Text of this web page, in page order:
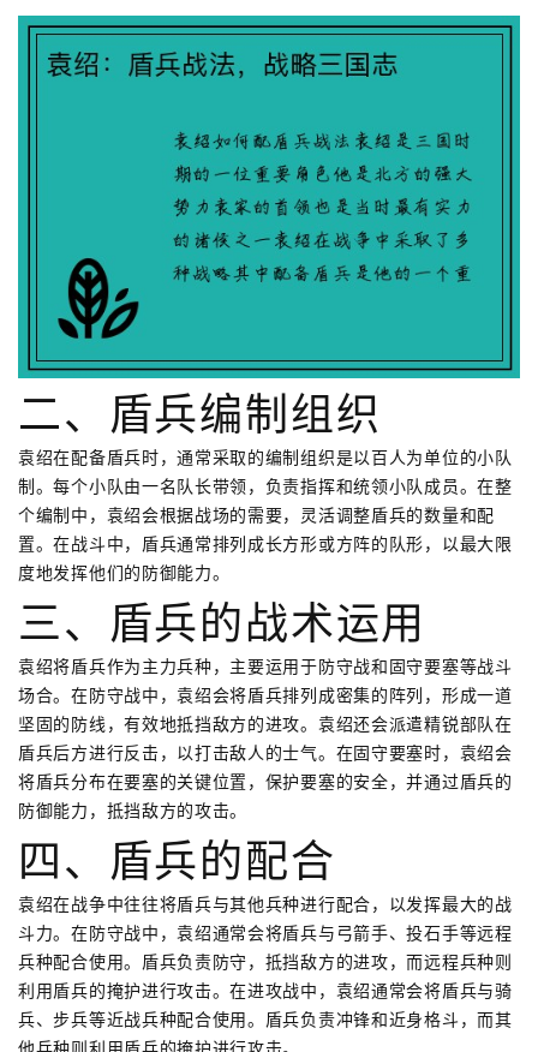
二、盾兵编制组织
袁绍在配备盾兵时，通常采取的编制组织是以百人为单位的小队
制。每个小队由一名队长带领，负责指挥和统领小队成员。在整
个编制中，袁绍会根据战场的需要，灵活调整盾兵的数量和配
置。在战斗中，盾兵通常排列成长方形或方阵的队形，以最大限
度地发挥他们的防御能力。
三、盾兵的战术运用
袁绍将盾兵作为主力兵种，主要运用于防守战和固守要塞等战斗
场合。在防守战中，袁绍会将盾兵排列成密集的阵列，形成一道
坚固的防线，有效地抵挡敌方的进攻。袁绍还会派遣精锐部队在
盾兵后方进行反击，以打击敌人的士气。在固守要塞时，袁绍会
将盾兵分布在要塞的关键位置，保护要塞的安全，并通过盾兵的
防御能力，抵挡敌方的攻击。
四、盾兵的配合
袁绍在战争中往往将盾兵与其他兵种进行配合，以发挥最大的战
斗力。在防守战中，袁绍通常会将盾兵与弓箭手、投石手等远程
兵种配合使用。盾兵负责防守，抵挡敌方的进攻，而远程兵种则
利用盾兵的掩护进行攻击。在进攻战中，袁绍通常会将盾兵与骑
兵、步兵等近战兵种配合使用。盾兵负责冲锋和近身格斗，而其